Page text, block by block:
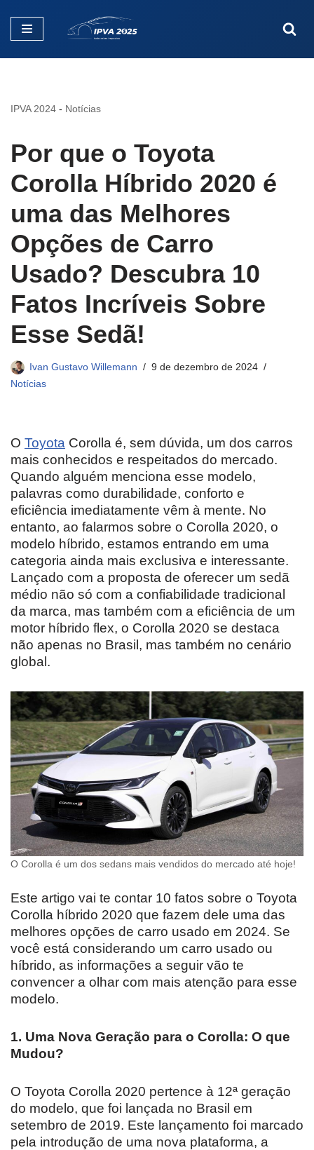
Pular
IPVA 2024 - Notícias
Por que o Toyota
Corolla Híbrido 2020 é
uma das Melhores
Opções de Carro
Usado? Descubra 10
Fatos Incríveis Sobre
Esse Sedã!
Ivan Gustavo Willemann
9 de dezembro de 2024
Notícias
O Toyota Corolla é, sem dúvida, um dos carros
mais conhecidos e respeitados do mercado.
Quando alguém menciona esse modelo,
palavras como durabilidade, conforto e
eficiência imediatamente vêm à mente. No
entanto, ao falarmos sobre o Corolla 2020, o
modelo híbrido, estamos entrando em uma
categoria ainda mais exclusiva e interessante.
Lançado com a proposta de oferecer um sedã
médio não só com a confiabilidade tradicional
da marca, mas também com a eficiência de um
motor híbrido flex, o Corolla 2020 se destaca
não apenas no Brasil, mas também no cenário
global.
O Corolla é um dos sedans mais vendidos do mercado até hoje!
Este artigo vai te contar 10 fatos sobre o Toyota
Corolla híbrido 2020 que fazem dele uma das
melhores opções de carro usado em 2024. Se
você está considerando um carro usado ou
híbrido, as informações a seguir vão te
convencer a olhar com mais atenção para esse
modelo.
1. Uma Nova Geração para o Corolla: O que
Mudou?
O Toyota Corolla 2020 pertence à 12ª geração
do modelo, que foi lançada no Brasil em
setembro de 2019. Este lançamento foi marcado
pela introdução de uma nova plataforma, a